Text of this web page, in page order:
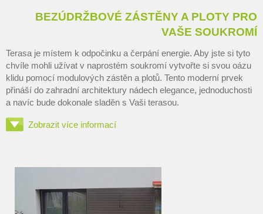
BEZÚDRŽBOVÉ ZÁSTĚNY A PLOTY PRO
VAŠE SOUKROMÍ
Terasa je místem k odpočinku a čerpání energie. Aby jste si tyto
chvíle mohli užívat v naprostém soukromí vytvořte si svou oázu
klidu pomocí modulových zástěn a plotů. Tento moderní prvek
přináší do zahradní architektury nádech elegance, jednoduchosti
a navíc bude dokonale sladěn s Vaši terasou.
Zobrazit více informací